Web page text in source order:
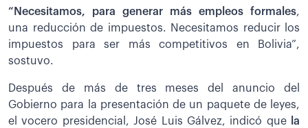
“Necesitamos, para generar más empleos formales,
una reducción de impuestos. Necesitamos reducir los
impuestos para ser más competitivos en Bolivia”,
sostuvo.
Después de más de tres meses del anuncio del
Gobierno para la presentación de un paquete de leyes,
el vocero presidencial, José Luis Gálvez, indicó quela